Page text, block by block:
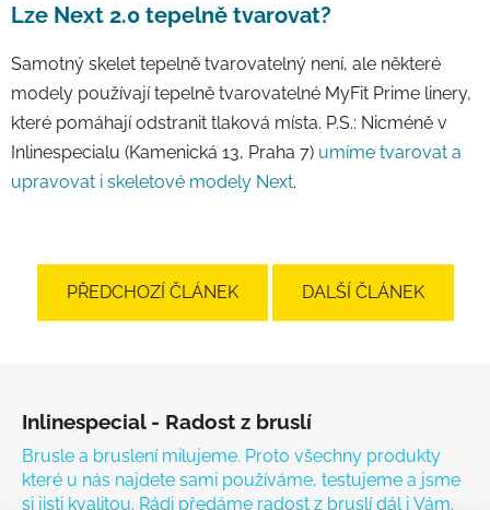
Lze Next 2.0 tepelně tvarovat?
Samotný skelet tepelně tvarovatelný není, ale některé
modely používají tepelně tvarovatelné MyFit Prime linery,
které pomáhají odstranit tlaková místa. P.S.: Nicméně v
Inlinespecialu (Kamenická 13, Praha 7) umíme tvarovat a
upravovat i skeletové modely Next.
PŘEDCHOZÍ ČLÁNEK DALŠÍ ČLÁNEK
Inlinespecial - Radost z bruslí
Brusle a bruslení milujeme. Proto všechny produkty
které u nás najdete sami používáme, testujeme a jsme
si jisti kvalitou. Rádi předáme radost z bruslí dál i Vám.